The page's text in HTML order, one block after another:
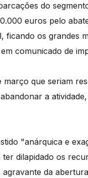
do
euros pelo
ficando os grandes
comunicado de
que seriam
a
"anárquica e
dilapidado os
da